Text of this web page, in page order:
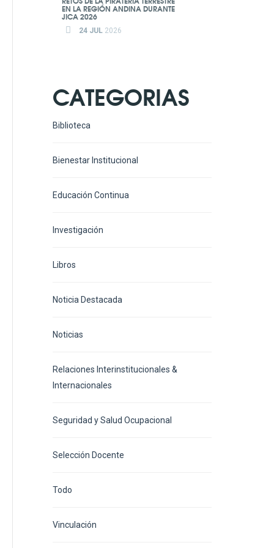
EN LA REGIÓN ANDINA DURANTE
JICA 2026
24 JUL 2026
CATEGORIAS
Biblioteca
Bienestar Institucional
Educación Continua
Investigación
Libros
Noticia Destacada
Noticias
Relaciones Interinstitucionales &
Internacionales
Seguridad y Salud Ocupacional
Selección Docente
Todo
Vinculación